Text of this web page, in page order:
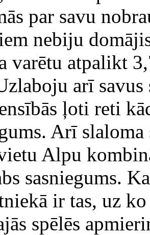
par savu
nebiju
varētu atpalikt
arī
ļoti reti
Arī
Alpu
sasniegums.
ir tas, uz
spēlēs